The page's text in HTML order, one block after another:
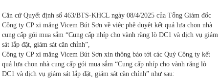
Căn cứ Quyết định số 463/BTS-KHCL ngày 08/4/2025 của Tổng Giám đốc
Công ty CP xi măng Vicem Bút Sơn về việc phê duyệt kết quả lựa chọn nhà
cung cấp gói mua sắm “Cung cấp nhíp cho vành răng lò DC1 và dịch vụ giám
sát lắp đặt, giám sát căn chỉnh”,
Công ty CP xi măng Vicem Bút Sơn xin thông báo tới các Quý Công ty kết
quả lựa chọn nhà cung cấp gói mua sắm “Cung cấp nhíp cho vành răng lò
DC1 và dịch vụ giám sát lắp đặt, giám sát căn chỉnh” như sau: